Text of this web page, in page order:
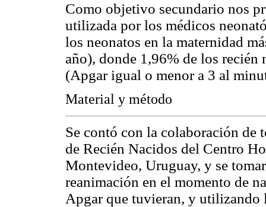
Como objetivo secundario nos
utilizada por los médicos
los neonatos en la maternidad
año), donde 1,96% de los recién
(Apgar igual o menor a 3 al
Material y método
Se contó con la colaboración de
de Recién Nacidos del Centro
Montevideo, Uruguay, y se
reanimación en el momento de
Apgar que tuvieran, y utilizando